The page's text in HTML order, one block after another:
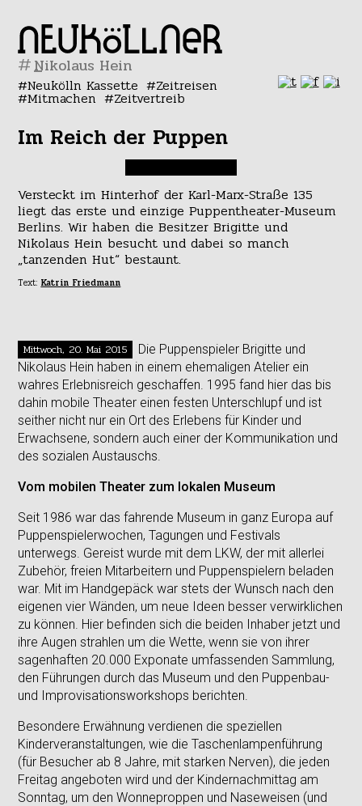
#
Neukölln Kassette Zeitreisen
Mitmachen Zeitvertreib
Im Reich der Puppen
Versteckt im Hinterhof der Karl-Marx-Straße 135
liegt das erste und einzige Puppentheater-Museum
Berlins. Wir haben die Besitzer Brigitte und
Nikolaus Hein besucht und dabei so manch
„tanzenden Hut“ bestaunt.
Text: Katrin Friedmann
Mittwoch, 20. Mai 2015
Die Puppenspieler Brigitte und
Nikolaus Hein haben in einem ehemaligen Atelier ein
wahres Erlebnisreich geschaffen. 1995 fand hier das bis
dahin mobile Theater einen festen Unterschlupf und ist
seither nicht nur ein Ort des Erlebens für Kinder und
Erwachsene, sondern auch einer der Kommunikation und
des sozialen Austauschs.
Vom mobilen Theater zum lokalen Museum
Seit 1986 war das fahrende Museum in ganz Europa auf
Puppenspielerwochen, Tagungen und Festivals
unterwegs. Gereist wurde mit dem LKW, der mit allerlei
Zubehör, freien Mitarbeitern und Puppenspielern beladen
war. Mit im Handgepäck war stets der Wunsch nach den
eigenen vier Wänden, um neue Ideen besser verwirklichen
zu können. Hier befinden sich die beiden Inhaber jetzt und
ihre Augen strahlen um die Wette, wenn sie von ihrer
sagenhaften 20.000 Exponate umfassenden Sammlung,
den Führungen durch das Museum und den Puppenbau-
und Improvisationsworkshops berichten.
Besondere Erwähnung verdienen die speziellen
Kinderveranstaltungen, wie die Taschenlampenführung
(für Besucher ab 8 Jahre, mit starken Nerven), die jeden
Freitag angeboten wird und der Kindernachmittag am
Sonntag, um den Wonneproppen und Naseweisen (und